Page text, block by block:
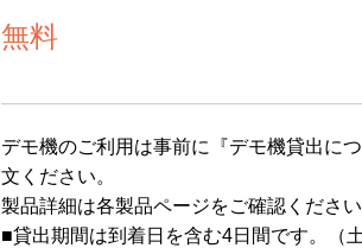
無料
デモ機のご利用は事前に 『デモ機貸出につ
文ください。
製品詳細は各製品ページをご確認ください
■貸出期間は到着日を含む4日間です。（